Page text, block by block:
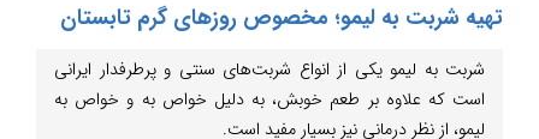
تهیه شربت به لیمو؛ مخصوص روزهای گرم تابستان
شربت به لیمو یکی از انواع شربت‌های سنتی و پرطرفدار ایرانی
است که علاوه بر طعم خوبش، به دلیل خواص به و خواص به
لیمو، از نظر درمانی نیز بسیار مفید است.